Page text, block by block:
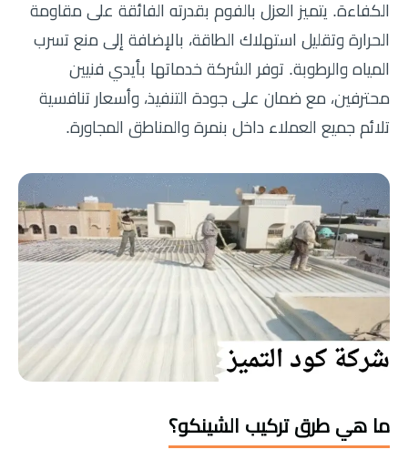
الكفاءة. يتميز العزل بالفوم بقدرته الفائقة على مقاومة
الحرارة وتقليل استهلاك الطاقة، بالإضافة إلى منع تسرب
المياه والرطوبة. توفر الشركة خدماتها بأيدي فنيين
محترفين، مع ضمان على جودة التنفيذ، وأسعار تنافسية
تلائم جميع العملاء داخل بنمرة والمناطق المجاورة.
ما هي طرق تركيب الشينكو؟